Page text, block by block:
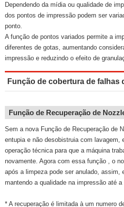
Dependendo da mídia ou qualidade de
dos pontos de impressão podem ser
ponto.
A função de pontos variados permite a
diferentes de gotas, aumentando
impressão e reduzindo o efeito de
Função de cobertura de falhas
Função de Recuperação de
Sem a nova Função de Recuperação de
entupia e não desobistruia com lavagem,
operação técnica para que a máquina
novamente. Agora com essa função , o
após a limpeza pode ser anulado, assim,
mantendo a qualidade na impressão até
* A recuperação é limitada à um numero